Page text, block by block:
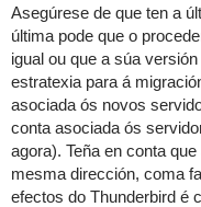
Asegúrese de que ten a
última pode que o
igual ou que a súa
estratexia para á
asociada ós novos
conta asociada ós
agora). Teña en conta
mesma dirección, coma
efectos do Thunderbird é